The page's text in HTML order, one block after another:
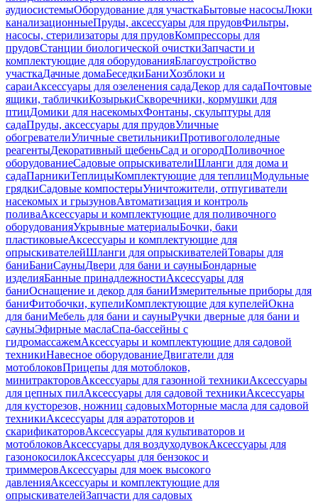
аудиосистемыОборудование для участкаБытовые насосыЛюки
канализационныеПруды, аксессуары для прудовФильтры,
насосы, стерилизаторы для прудовКомпрессоры для
прудовСтанции биологической очисткиЗапчасти и
комплектующие для оборудованияБлагоустройство
участкаДачные домаБеседкиБаниХозблоки и
сараиАксессуары для озеленения садаДекор для садаПочтовые
ящики, табличкиКозырькиСкворечники, кормушки для
птицДомики для насекомыхФонтаны, скульптуры для
садаПруды, аксессуары для прудовУличные
обогревателиУличные светильникиПротивогололедные
реагентыДекоративный щебеньСад и огородПоливочное
оборудованиеСадовые опрыскивателиШланги для дома и
садаПарникиТеплицыКомплектующие для теплицМодульные
грядкиСадовые компостерыУничтожители, отпугиватели
насекомых и грызуновАвтоматизация и контроль
поливаАксессуары и комплектующие для поливочного
оборудованияУкрывные материалыБочки, баки
пластиковыеАксессуары и комплектующие для
опрыскивателейШланги для опрыскивателейТовары для
баниБаниСауныДвери для бани и сауныБондарные
изделияБанные принадлежностиАксессуары для
баниОснащение и декор для баниИзмерительные приборы для
баниФитобочки, купелиКомплектующие для купелейОкна
для баниМебель для бани и сауныРучки дверные для бани и
сауныЭфирные маслаСпа-бассейны с
гидромассажемАксессуары и комплектующие для садовой
техникиНавесное оборудованиеДвигатели для
мотоблоковПрицепы для мотоблоков,
минитракторовАксессуары для газонной техникиАксессуары
для цепных пилАксессуары для садовой техникиАксессуары
для кусторезов, ножниц садовыхМоторные масла для садовой
техникиАксессуары для аэратоторов и
скарификаторовАксессуары для культиваторов и
мотоблоковАксессуары для воздуходувокАксессуары для
газонокосилокАксессуары для бензокос и
триммеровАксессуары для моек высокого
давленияАксессуары и комплектующие для
опрыскивателейЗапчасти для садовых